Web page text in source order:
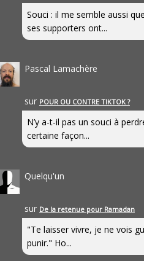
Souci : il me semble aussi
ses supporters ont...
Pascal Lamachère
sur POUR OU CONTRE TIKTOK ?
N’y a-t-il pas un souci à
certaine façon...
Quelqu'un
sur De la retenue pour Ramadan
"Te laisser vivre, je ne vois
punir." Ho...